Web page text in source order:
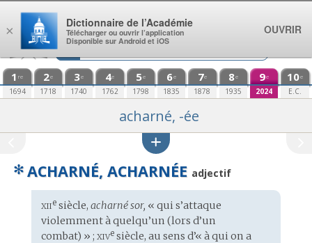
Aller au contenu
1 re
1694
2e
1718
3e
1740
4e
1762
5e
1798
6e
1835
7e
1878
8e
1935
9e
2024
10e
E.C.
acharné, -ée
✻ ACHARNÉ, ACHARNÉE adjectif
Étymologie
:
xiiesiècle, acharné sor, « qui s’attaque
violemment à quelqu’un (lors d’un
combat) » ; xivesiècle, au sens d’« à qui on a
×
Dictionnaire de l’Académie
Télécharger ou ouvrir l’application
Disponible sur Android et iOS
OUVRIR